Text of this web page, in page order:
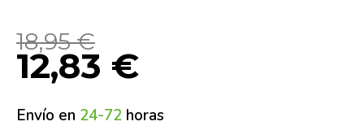
18,95€
12,83 €
Envío en 24-72 horas